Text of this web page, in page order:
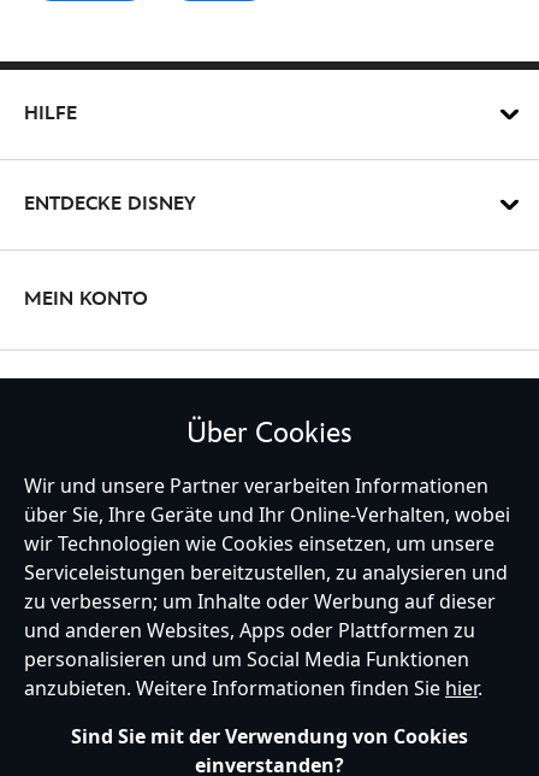
HILFE
ENTDECKE DISNEY
MEIN KONTO
Germany
Hilfe Nutzungsbedingungen Datenschutzerklärung
Site Map
Richtlinien für Cookies
EU Datenschutzhinweis
Impressum
Allgemeine Verkaufsbedingungen
Über Cookies
Wir und unsere Partner verarbeiten Informationen
über Sie, Ihre Geräte und Ihr Online-Verhalten, wobei
wir Technologien wie Cookies einsetzen, um unsere
Serviceleistungen bereitzustellen, zu analysieren und
zu verbessern; um Inhalte oder Werbung auf dieser
und anderen Websites, Apps oder Plattformen zu
personalisieren und um Social Media Funktionen
anzubieten. Weitere Informationen finden Sie hier.
Sind Sie mit der Verwendung von Cookies
einverstanden?